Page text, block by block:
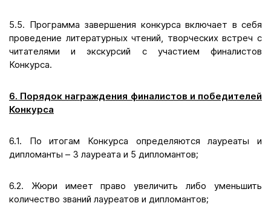
5.5. Программа завершения конкурса включает в себя
проведение литературных чтений, творческих встреч с
читателями и экскурсий с участием финалистов
Конкурса.
6. Порядок награждения финалистов и победителей
Конкурса
6.1. По итогам Конкурса определяются лауреаты и
дипломанты – 3 лауреата и 5 дипломантов;
6.2. Жюри имеет право увеличить либо уменьшить
количество званий лауреатов и дипломантов;